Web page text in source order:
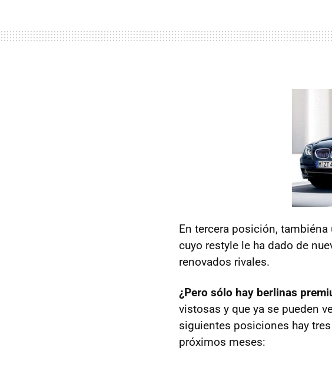
En tercera posición,
cuyo restyle le ha dado de
renovados rivales.
¿Pero sólo hay berlinas
vistosas y que ya se pueden
siguientes posiciones hay
próximos meses: